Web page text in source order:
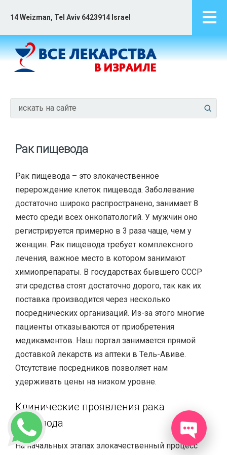
14 Weizman, Tel Aviv 6423914 Israel
Рак пищевода
Рак пищевода – это злокачественное
перерождение клеток пищевода. Заболевание
достаточно широко распространено, занимает 8
место среди всех онкопатологий. У мужчин оно
регистрируется примерно в 3 раза чаще, чем у
женщин. Рак пищевода требует комплексного
лечения, важное место в котором занимают
химиопрепараты. В государствах бывшего СССР
эти средства стоят достаточно дорого, так как их
поставка производится через несколько
посреднических организаций. Из-за этого многие
пациенты отказываются от приобретения
медикаментов. Наш портал занимается прямой
доставкой лекарств из аптеки в Тель-Авиве.
Отсутствие посредников позволяет нам
удерживать цены на низком уровне.
Клинические проявления рака
пищевода
На начальных этапах злокачественный процесс